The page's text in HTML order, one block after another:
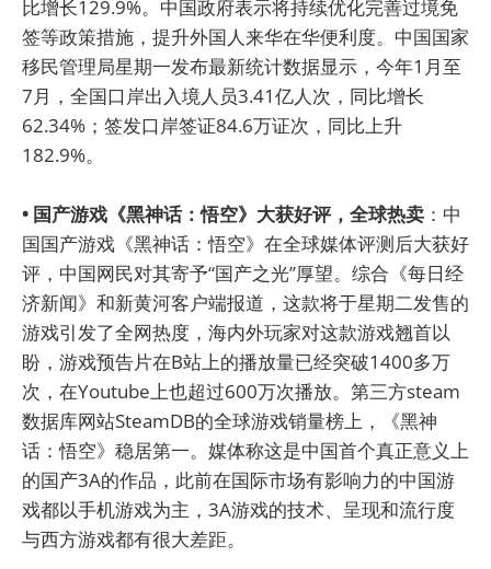
比增长129.9%。中国政府表示将持续优化完善过境免
签等政策措施，提升外国人来华在华便利度。中国国家
移民管理局星期一发布最新统计数据显示，今年1月至
7月，全国口岸出入境人员3.41亿人次，同比增长
62.34%；签发口岸签证84.6万证次，同比上升
182.9%。
• 国产游戏《黑神话：悟空》大获好评，全球热卖 ：中
国国产游戏《黑神话：悟空》在全球媒体评测后大获好
评，中国网民对其寄予“国产之光”厚望。综合《每日经
济新闻》和新黄河客户端报道，这款将于星期二发售的
游戏引发了全网热度，海内外玩家对这款游戏翘首以
盼，游戏预告片在B站上的播放量已经突破1400多万
次，在Youtube上也超过600万次播放。第三方steam
数据库网站SteamDB的全球游戏销量榜上，《黑神
话：悟空》稳居第一。媒体称这是中国首个真正意义上
的国产3A的作品，此前在国际市场有影响力的中国游
戏都以手机游戏为主，3A游戏的技术、呈现和流行度
与西方游戏都有很大差距。